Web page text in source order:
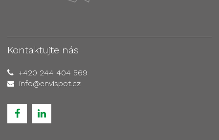
Kontaktujte nás
+420 244 404 569
info@envispot.cz